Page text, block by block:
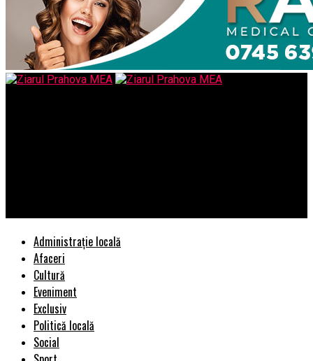
Administrație locală
Afaceri
Cultură
Eveniment
Exclusiv
Politică locală
Social